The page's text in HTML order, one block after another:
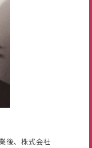
後、株式会社